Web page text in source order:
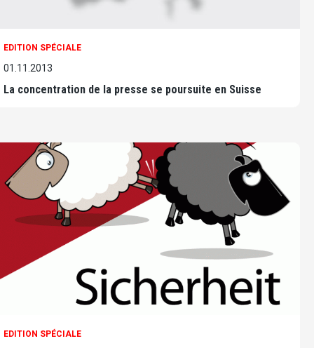
EDITION SPÉCIALE
01.11.2013
La concentration de la presse se poursuite en Suisse
EDITION SPÉCIALE